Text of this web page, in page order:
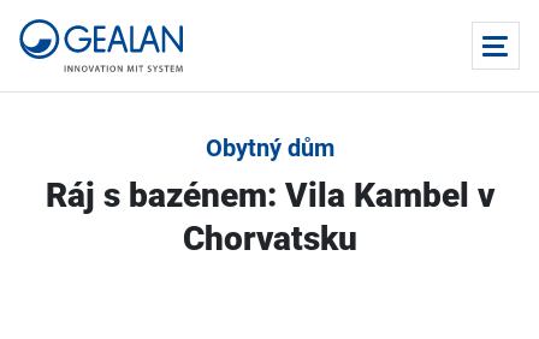
Obytný dům
Ráj s bazénem: Vila Kambel v
Chorvatsku